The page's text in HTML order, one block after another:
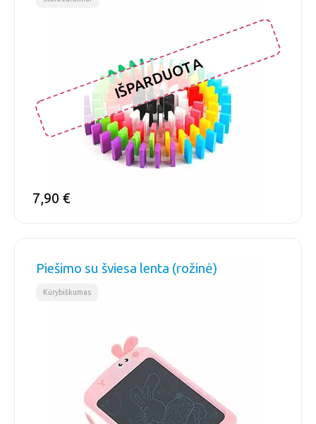
7,90 €
IŠPARDUOTA
Piešimo su šviesa lenta (rožinė)
Kūrybiškumas